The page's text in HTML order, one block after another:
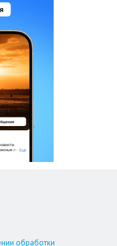
обработки